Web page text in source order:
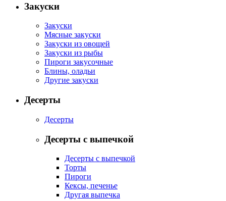
Закуски
Закуски
Мясные закуски
Закуски из овощей
Закуски из рыбы
Пироги закусочные
Блины, оладьи
Другие закуски
Десерты
Десерты
Десерты с выпечкой
Десерты с выпечкой
Торты
Пироги
Кексы, печенье
Другая выпечка